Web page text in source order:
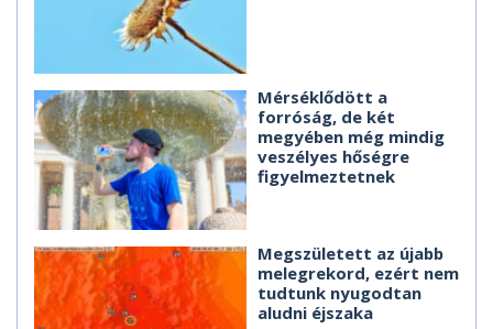
Mérséklődött a
forróság, de két
megyében még mindig
veszélyes hőségre
figyelmeztetnek
Megszületett az újabb
melegrekord, ezért nem
tudtunk nyugodtan
aludni éjszaka